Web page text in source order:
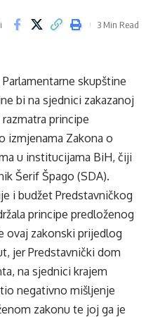
3 Min Read
skupštine
bi na sjednici zakazanoj
principe
izmjenama Zakona o
u institucijama BiH, čiji
Šerif Špago (SDA).
i budžet Predstavničkog
principe predloženog
ovaj zakonski prijedlog
jer Predstavnički dom
na sjednici krajem
negativno mišljenje
zakonu te joj ga je